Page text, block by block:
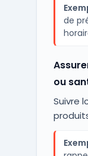
de
ou
Suivre